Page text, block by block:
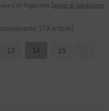
Con l’aggiunta Spese di spedizione
379 articoli)
13 14 15 ...